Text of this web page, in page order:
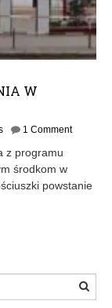
W
1 Comment
z programu
środkom w
powstanie